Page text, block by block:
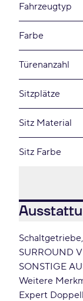
Fahrzeugtyp
Farbe
Türenanzahl
Sitzplätze
Sitz Material
Sitz Farbe
Schaltgetriebe
SURROUND
SONSTIGE
Weitere
Expert